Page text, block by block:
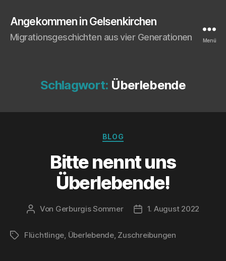
Angekommen in Gelsenkirchen
Migrationsgeschichten aus vier Generationen Menü
Schlagwort: Überlebende
Kategorien
BLOG
Bit­te nennt uns
Überlebende!
Beitragsautor
Von Gerburgis Sommer Veröffentlichungsdatum
1. August 2022
Schlagwörter
Flüchtlinge Überlebende, Zuschreibungen